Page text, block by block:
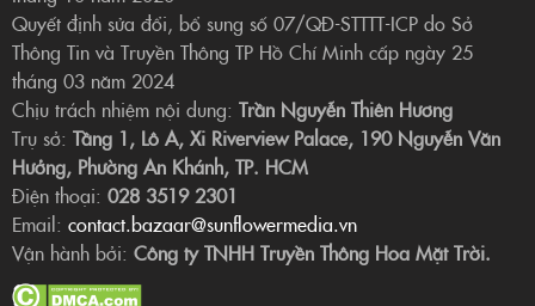
Quyết định sửa đổi, bổ sung số 07/QĐ-STTTT-ICP do Sở
Thông Tin và Truyền Thông TP Hồ Chí Minh cấp ngày 25
tháng 03 năm 2024
Chịu trách nhiệm nội dung: Trần Nguyễn Thiên Hương
Trụ sở: Tầng 1, Lô A, Xi Riverview Palace, 190 Nguyễn Văn
Hưởng, Phường An Khánh, TP. HCM
Điện thoại: 028 3519 2301
Email: contact.bazaar@sunflowermedia.vn
Vận hành bởi: Công ty TNHH Truyền Thông Hoa Mặt Trời.